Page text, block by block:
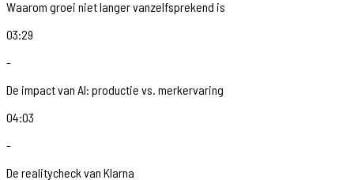
Waarom groei niet langer vanzelfsprekend is
03:29
-
De impact van AI: productie vs. merkervaring
04:03
-
De realitycheck van Klarna